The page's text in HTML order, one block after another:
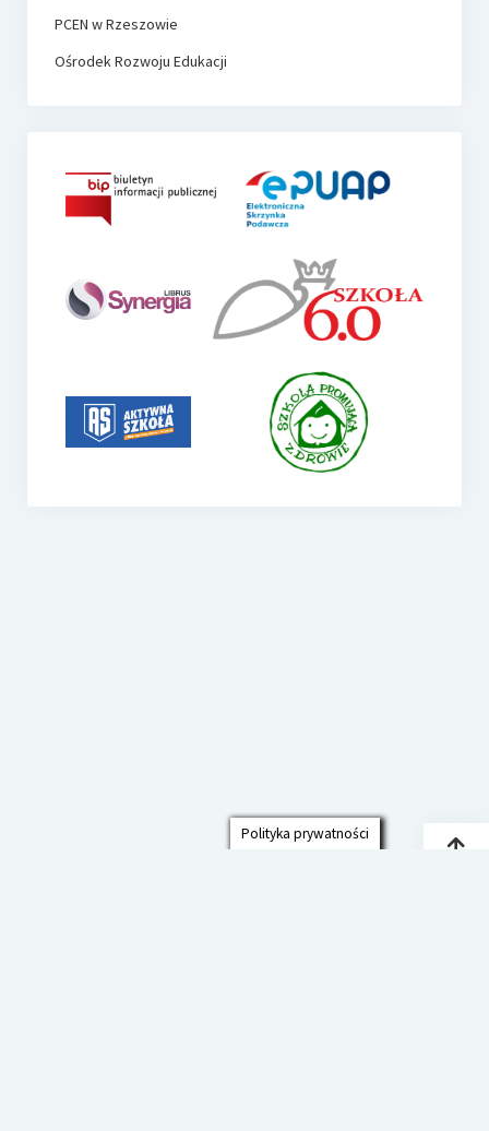
PCEN w Rzeszowie
Ośrodek Rozwoju Edukacji
Polityka prywatności